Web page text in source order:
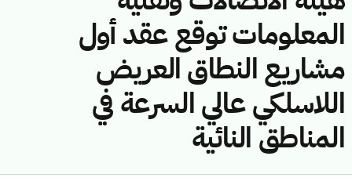
المعلومات توقع عقد أول
مشاريع النطاق العريض
اللاسلكي عالي السرعة في
المناطق النائية